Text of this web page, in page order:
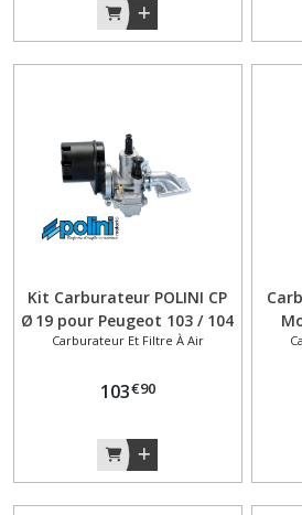
Kit Carburateur POLINI CP
Ø 19 pour Peugeot 103 / 104
/ 105 – 177.0011
Carburateur Et Filtre À Air
103€90
(21)
(45)
Poignées
(9)
Pot
d'échappement